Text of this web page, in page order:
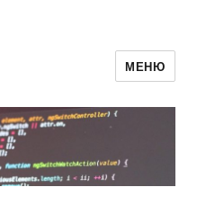
МЕНЮ